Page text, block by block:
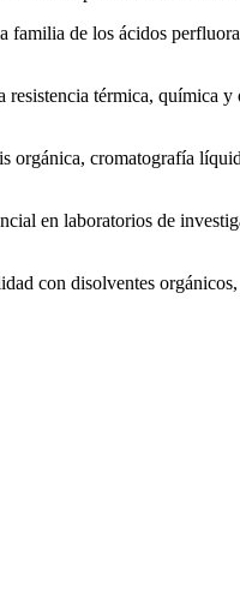
de los ácidos
térmica, química
cromatografía
en laboratorios de
con disolventes